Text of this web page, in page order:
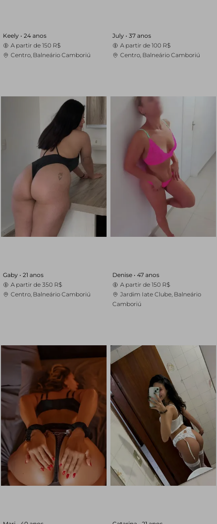
Keely • 24 anos
A partir de 150 R$
Centro, Balneário Camboriú
July • 37 anos
A partir de 100 R$
Centro, Balneário Camboriú
Gaby • 21 anos
A partir de 350 R$
Centro, Balneário Camboriú
Denise • 47 anos
A partir de 150 R$
Jardim Iate Clube, Balneário
Camboriú